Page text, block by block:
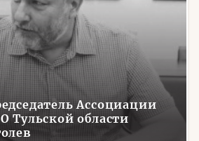
Ассоциации
Тульской области